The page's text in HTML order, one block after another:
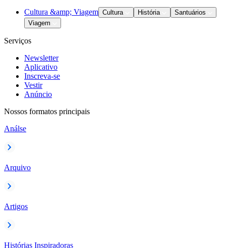
Cultura &amp; Viagem Cultura História
Santuários
Viagem
Serviços
Newsletter
Aplicativo
Inscreva-se
Vestir
Anúncio
Nossos formatos principais
Análse
Arquivo
Artigos
Histórias Inspiradoras